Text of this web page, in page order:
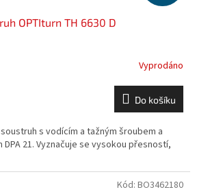
OPTIturn TH 6630 D
Vyprodáno
Do košíku
s vodícím a tažným šroubem a
21. Vyznačuje se vysokou přesností,
Kód: BO3462180